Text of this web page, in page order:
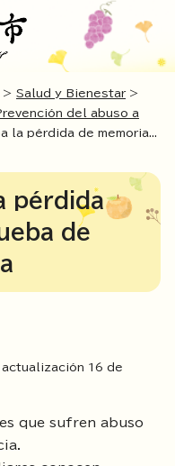
> Salud y Bienestar>
del abuso a
la pérdida de memoria...
pérdida
de
16 de
que sufren abuso